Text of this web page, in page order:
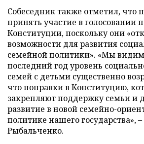
Собеседник также отметил, что
принять участие в голосовании
Конституции, поскольку они
возможности для развития
семейной политики». «Мы
последний год уровень
семей с детьми существенно
что поправки в Конституцию,
закрепляют поддержку семьи и
развитие в новой семейно-
политике нашего государства»,
Рыбальченко.